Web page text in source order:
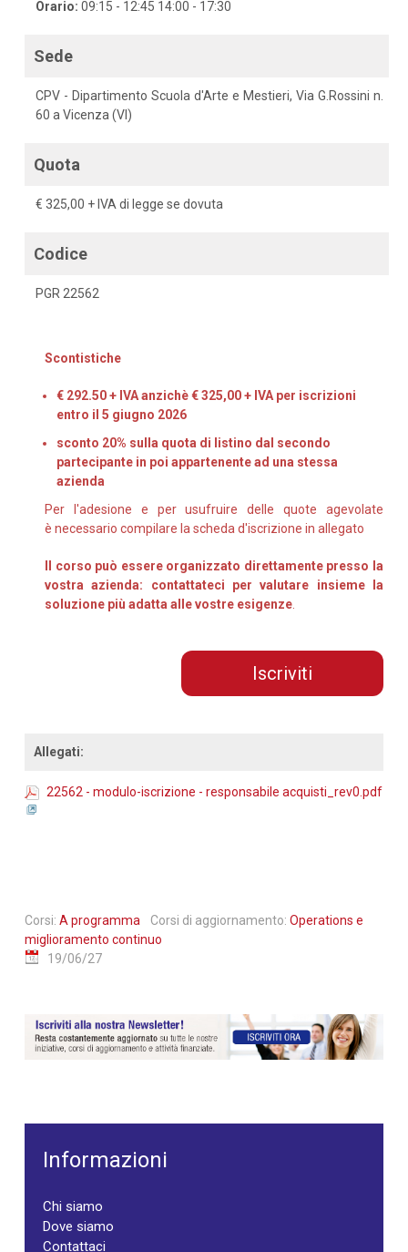
Orario: 09:15 - 12:45 14:00 - 17:30
Sede
CPV - Dipartimento Scuola d'Arte e Mestieri, Via G.Rossini n.
60 a Vicenza (VI)
Quota
€ 325,00 + IVA di legge se dovuta
Codice
PGR 22562
Scontistiche
€ 292.50 + IVA anzichè € 325,00 + IVA per iscrizioni
entro il 5 giugno 2026
sconto 20% sulla quota di listino dal secondo
partecipante in poi appartenente ad una stessa
azienda
Per l'adesione e per usufruire delle quote agevolate
è necessario compilare la scheda d'iscrizione in allegato
Il corso può essere organizzato direttamente presso la
vostra azienda: contattateci per valutare insieme la
soluzione più adatta alle vostre esigenze
Iscriviti
Allegati:
22562 - modulo-iscrizione - responsabile acquisti_rev0.pdf
Corsi: A programma Corsi di aggiornamento: Operations e
miglioramento continuo
19/06/27
Informazioni
Chi siamo
Dove siamo
Contattaci